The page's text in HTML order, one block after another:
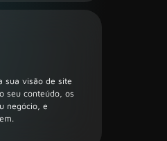
sua visão de site
seu conteúdo, os
negócio, e